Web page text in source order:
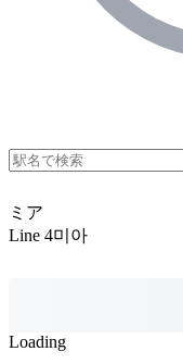
ミア
Line 4미아
Loading